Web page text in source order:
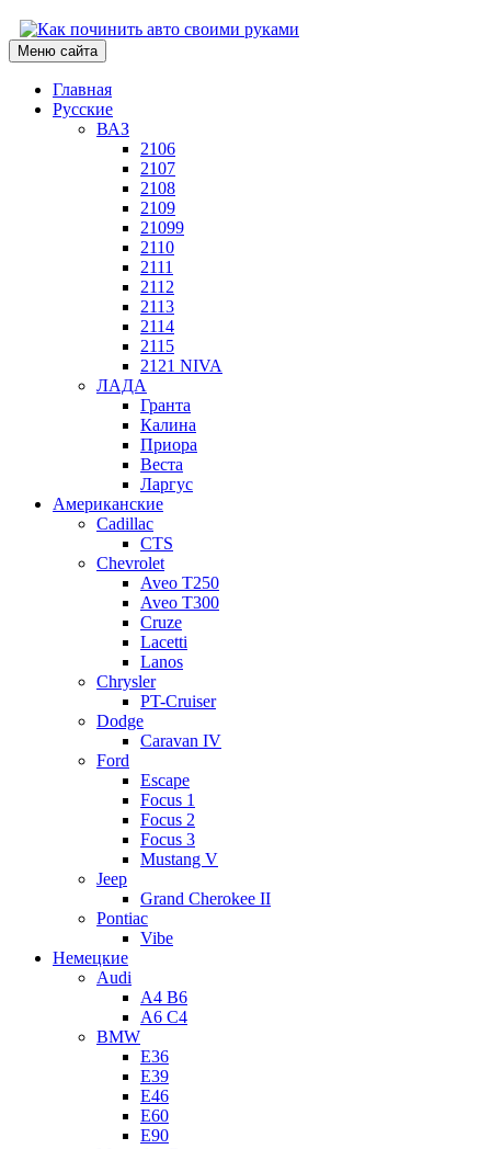
Меню сайта
Главная
Русские
ВАЗ
2106
2107
2108
2109
21099
2110
2111
2112
2113
2114
2115
2121 NIVA
ЛАДА
Гранта
Калина
Приора
Веста
Ларгус
Американские
Cadillac
CTS
Chevrolet
Aveo Т250
Aveo T300
Cruze
Lacetti
Lanos
Chrysler
PT-Cruiser
Dodge
Caravan IV
Ford
Escape
Focus 1
Focus 2
Focus 3
Mustang V
Jeep
Grand Cherokee II
Pontiac
Vibe
Немецкие
Audi
A4 B6
A6 C4
BMW
E36
E39
E46
E60
E90